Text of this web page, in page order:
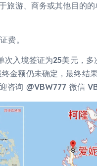
旅游、商务或其他目的的
费。
次入境签证为25美元，多
金额仍未确定，最终结
咨询 @VBW777 微信